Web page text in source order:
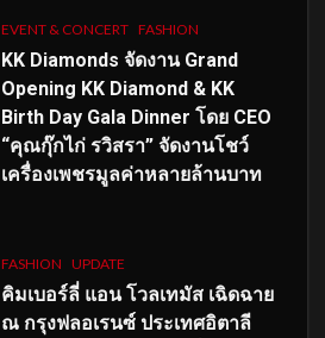
EVENT & CONCERT FASHION
KK Diamonds จัดงาน Grand
Opening KK Diamond & KK
Birth Day Gala Dinner โดย CEO
“คุณกุ๊กไก่ รวิสรา” จัดงานโชว์
เครื่องเพชรมูลค่าหลายล้านบาท
FASHION UPDATE
คิมเบอร์ลี่ แอน โวลเทมัส เฉิดฉาย
ณ กรุงฟลอเรนซ์ ประเทศอิตาลี